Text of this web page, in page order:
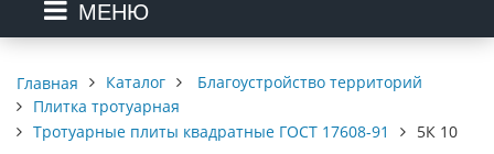
МЕНЮ
Главная Каталог
Благоустройство территорий
Плитка тротуарная
Тротуарные плиты квадратные ГОСТ 17608-91
5К 10